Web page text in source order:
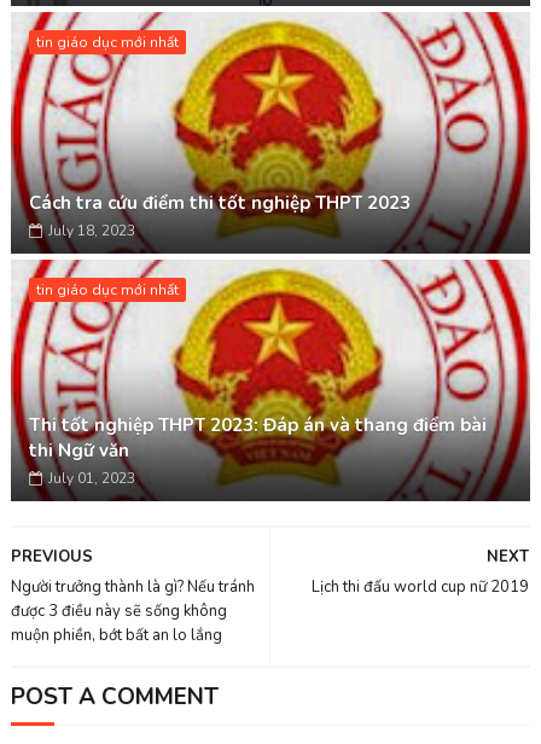
tin giáo dục mới nhất
Cách tra cứu điểm thi tốt nghiệp THPT 2023
July 18, 2023
tin giáo dục mới nhất
Thi tốt nghiệp THPT 2023: Đáp án và thang điểm bài
thi Ngữ văn
July 01, 2023
NEXT
Lịch thi đấu world cup nữ 2019
PREVIOUS
Người trưởng thành là gì? Nếu tránh
được 3 điều này sẽ sống không
muộn phiền, bớt bất an lo lắng
POST A COMMENT